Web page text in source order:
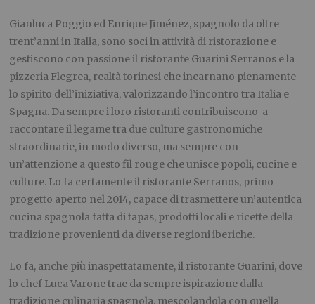
Gianluca Poggio ed Enrique Jiménez, spagnolo da oltre
trent’anni in Italia, sono soci in attività di ristorazione e
gestiscono con passione il ristorante Guarini Serranos e la
pizzeria Flegrea, realtà torinesi che incarnano pienamente
lo spirito dell’iniziativa, valorizzando l’incontro tra Italia e
Spagna. Da sempre i loro ristoranti contribuiscono a
raccontare il legame tra due culture gastronomiche
straordinarie, in modo diverso, ma sempre con
un’attenzione a questo fil rouge che unisce popoli, cucine e
culture. Lo fa certamente il ristorante Serranos, primo
progetto aperto nel 2014, capace di trasmettere un’autentica
cucina spagnola fatta di tapas, prodotti locali e ricette della
tradizione provenienti da diverse regioni iberiche.
Lo fa, anche più inaspettatamente, il ristorante Guarini, dove
lo chef Luca Varone trae da sempre ispirazione dalla
tradizione culinaria spagnola, mescolandola con quella